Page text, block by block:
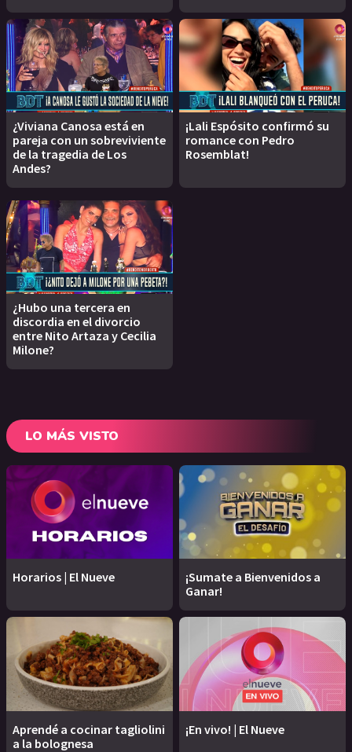
¿Viviana Canosa está en
pareja con un sobreviviente
de la tragedia de Los
Andes?
¡Lali Espósito confirmó su
romance con Pedro
Rosemblat!
¿Hubo una tercera en
discordia en el divorcio
entre Nito Artaza y Cecilia
Milone?
LO MÁS VISTO
Horarios | El Nueve
¡Sumate a Bienvenidos a
Ganar!
Aprendé a cocinar tagliolini
a la bolognesa
¡En vivo! | El Nueve